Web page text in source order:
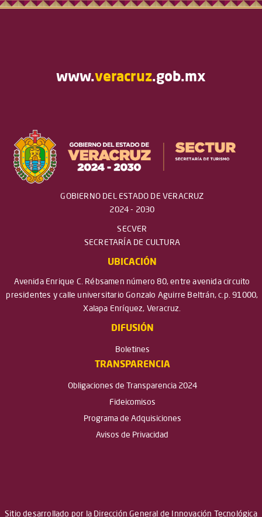
www.veracruz.gob.mx
GOBIERNO DEL ESTADO DE VERACRUZ
2024 - 2030
SECVER
SECRETARÍA DE CULTURA
UBICACIÓN
Avenida Enrique C. Rébsamen número 80, entre avenida circuito
presidentes y calle universitario Gonzalo Aguirre Beltrán, c.p. 91000,
Xalapa Enríquez, Veracruz.
DIFUSIÓN
Boletines
TRANSPARENCIA
Obligaciones de Transparencia 2024
Fideicomisos
Programa de Adquisiciones
Avisos de Privacidad
Sitio desarrollado por la Dirección General de Innovación Tecnológica